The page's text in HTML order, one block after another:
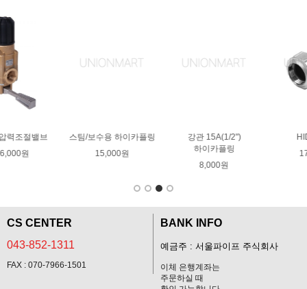
강관 15A(1/2")
HIDR 소켓
HIDR V/S 스텐강관용
CS CENTER
043-852-1311
FAX : 070-7966-1501
BANK INFO
예금주 : 서울파이프 주식회사
이체 은행계좌는
주문하실 때